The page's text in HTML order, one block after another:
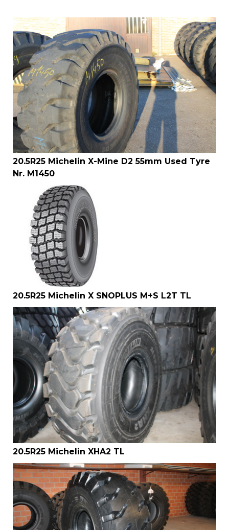
20.5R25 Michelin X-Mine D2 55mm Used Tyre
Nr. M1450
20.5R25 Michelin X SNOPLUS M+S L2T TL
20.5R25 Michelin XHA2 TL